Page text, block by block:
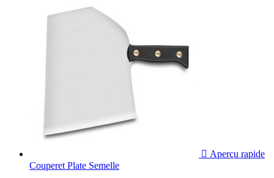
 Aperçu rapide
Couperet Plate Semelle